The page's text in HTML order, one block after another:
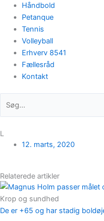
Håndbold
Petanque
Tennis
Volleyball
Erhverv 8541
Fællesråd
Kontakt
L
12. marts, 2020
Relaterede artikler
Krop og sundhed
De er +65 og har stadig